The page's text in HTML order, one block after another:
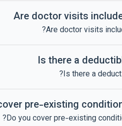
Are doctor visits
Are doctor visits
Is there a
Is there a
pre-existing
Do you cover pre-existing